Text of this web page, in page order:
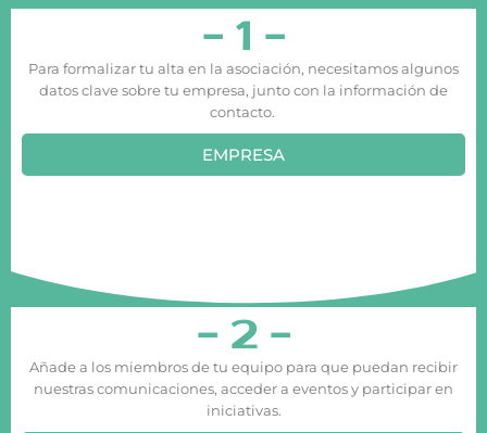
- 1 -
Para formalizar tu alta en la asociación, necesitamos algunos
datos clave sobre tu empresa, junto con la información de
contacto.
EMPRESA
- 2 -
Añade a los miembros de tu equipo para que puedan recibir
nuestras comunicaciones, acceder a eventos y participar en
iniciativas.